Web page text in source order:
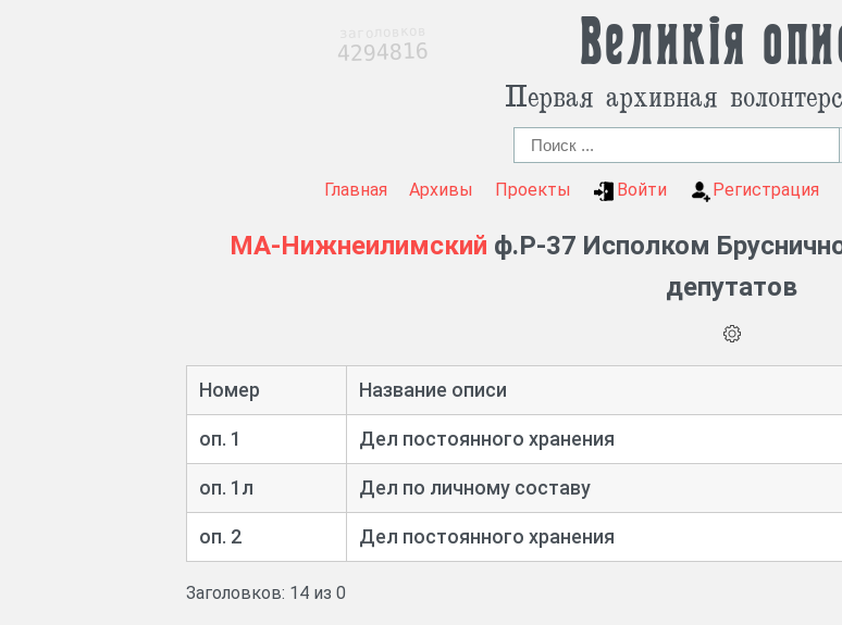
Великія
Первая архивная
Главная Архивы Проекты Войти Регистрация
МА-Нижнеилимский ф.Р-37 Исполком
депутатов
Номер Название описи
оп. 1 Дел постоянного хранения
оп. 1л Дел по личному составу
оп. 2 Дел постоянного хранения
Заголовков: 14 из 0
4294816